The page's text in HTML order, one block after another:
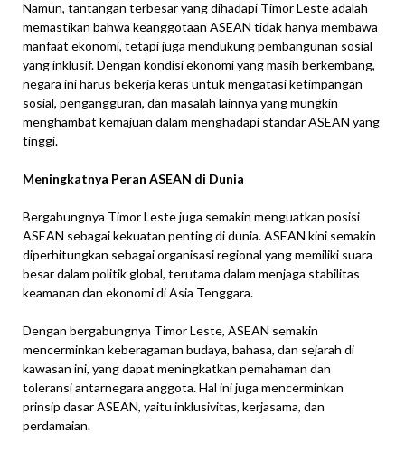
Namun, tantangan terbesar yang dihadapi Timor Leste adalah
memastikan bahwa keanggotaan ASEAN tidak hanya membawa
manfaat ekonomi, tetapi juga mendukung pembangunan sosial
yang inklusif. Dengan kondisi ekonomi yang masih berkembang,
negara ini harus bekerja keras untuk mengatasi ketimpangan
sosial, pengangguran, dan masalah lainnya yang mungkin
menghambat kemajuan dalam menghadapi standar ASEAN yang
tinggi.
Meningkatnya Peran ASEAN di Dunia
Bergabungnya Timor Leste juga semakin menguatkan posisi
ASEAN sebagai kekuatan penting di dunia. ASEAN kini semakin
diperhitungkan sebagai organisasi regional yang memiliki suara
besar dalam politik global, terutama dalam menjaga stabilitas
keamanan dan ekonomi di Asia Tenggara.
Dengan bergabungnya Timor Leste, ASEAN semakin
mencerminkan keberagaman budaya, bahasa, dan sejarah di
kawasan ini, yang dapat meningkatkan pemahaman dan
toleransi antarnegara anggota. Hal ini juga mencerminkan
prinsip dasar ASEAN, yaitu inklusivitas, kerjasama, dan
perdamaian.